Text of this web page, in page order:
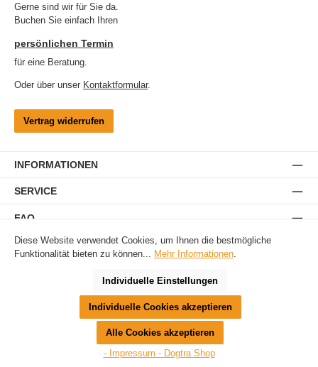
Gerne sind wir für Sie da.
Buchen Sie einfach Ihren
persönlichen Termin
für eine Beratung.
Oder über unser Kontaktformular.
Vertrag widerrufen
INFORMATIONEN
SERVICE
FAQ
Unsichtbare Hundezäune
Alle Preise inkl. gesetzl. Mehrwertsteuer zzgl.Versandkosten, wenn nicht anders
angegeben. Preise vor dem Login werden in Euro (DE) angezeigt. Streichpreise =
UVP-Preise. Abbildungen ähnlich. Änderungen vorbehalten. Hinweis: Besitz und
Verwendung von Elektroimpuls-Geräten (Strom-Trainer) kann regional reglementiert
sein. Bitte informieren Sie sich vor der Nutzung über die Zulässigkeit in Ihrer Region.
© 2026 Dogtra-Shop - Alle Rechte vorbehalten. Theme by
Diese Website verwendet Cookies, um Ihnen die bestmögliche
Funktionalität bieten zu können... Mehr Informationen
Individuelle Einstellungen
Individuelle Cookies akzeptieren
Alle Cookies akzeptieren
- Impressum - Dogtra Shop